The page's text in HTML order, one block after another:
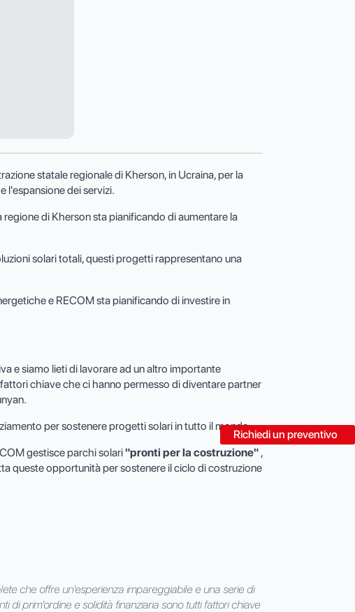
Richiedi un preventivo
statale regionale di Kherson, in Ucraina, per la
l'espansione dei servizi.
di Kherson sta pianificando di aumentare la
solari totali, questi progetti rappresentano una
e RECOM sta pianificando di investire in
e siamo lieti di lavorare ad un altro importante
chiave che ci hanno permesso di diventare partner
per sostenere progetti solari in tutto il mondo.
gestisce parchi solari"pronti per la costruzione" ,
queste opportunità per sostenere il ciclo di costruzione
che offre un'esperienza impareggiabile e una serie di
di prim'ordine e solidità finanziaria sono tutti fattori chiave